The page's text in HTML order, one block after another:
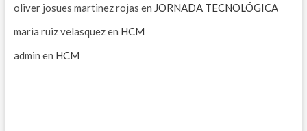
oliver josues martinez rojas en JORNADA TECNOLÓGICA
maria ruiz velasquezen HCM
admin en HCM